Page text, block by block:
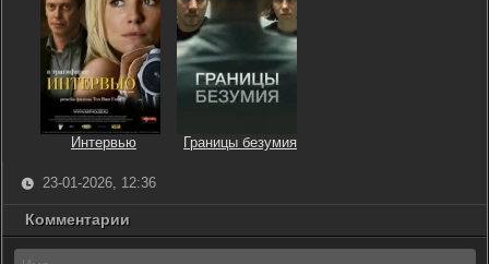
Интервью Границы безумия
23-01-2026, 12:36
Комментарии